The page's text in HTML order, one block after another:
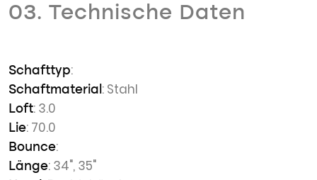
03. Technische Daten
Schafttyp:
Schaftmaterial : Stahl
Loft: 3.0
Lie: 70.0
Bounce:
Länge: 34", 35"